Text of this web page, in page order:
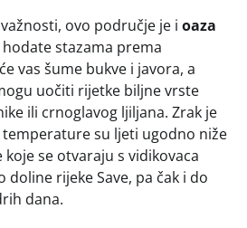
ovo područje je i oaza
hodate stazama prema
vas šume bukve i javora, a
uočiti rijetke biljne vrste
ili crnoglavog ljiljana. Zrak je
temperature su ljeti ugodno niže
se otvaraju s vidikovaca
doline rijeke Save, pa čak i do
dana.